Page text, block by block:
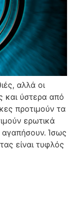
αλλά οι
και ύστερα από
προτιμούν τα
ερωτικά
αγαπήσουν. Ίσως
είναι τυφλός